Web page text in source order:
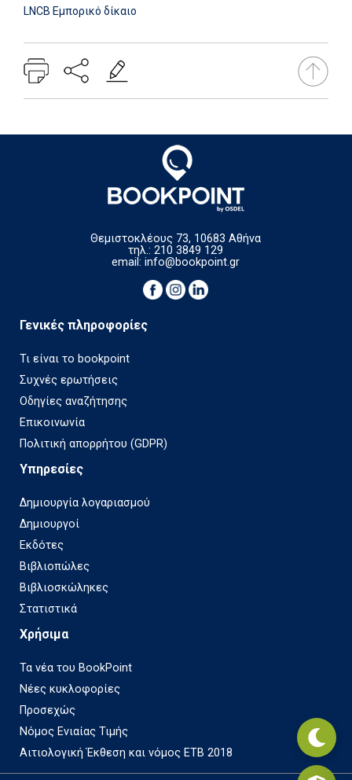
LNCB Εμπορικό δίκαιο
Θεμιστοκλέους 73, 10683 Αθήνα
τηλ.: 210 3849 129
email:info@bookpoint.gr
Γενικές πληροφορίες
Τι είναι το bookpoint
Συχνές ερωτήσεις
Οδηγίες αναζήτησης
Επικοινωνία
Πολιτική απορρήτου (GDPR)
Υπηρεσίες
Δημιουργία λογαριασμού
Δημιουργοί
Εκδότες
Βιβλιοπώλες
Βιβλιοσκώληκες
Στατιστικά
Χρήσιμα
Τα νέα του BookPoint
Νέες κυκλοφορίες
Προσεχώς
Νόμος Ενιαίας Τιμής
Αιτιολογική Έκθεση και νόμος ΕΤΒ 2018